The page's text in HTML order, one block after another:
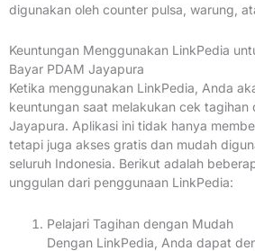
digunakan oleh counter pulsa, warung,
Keuntungan Menggunakan LinkPedia
Bayar PDAM Jayapura
Ketika menggunakan LinkPedia, Anda
keuntungan saat melakukan cek tagihan
Jayapura. Aplikasi ini tidak hanya
tetapi juga akses gratis dan mudah
seluruh Indonesia. Berikut adalah
unggulan dari penggunaan LinkPedia:
Pelajari Tagihan dengan Mudah
Dengan LinkPedia, Anda dapat